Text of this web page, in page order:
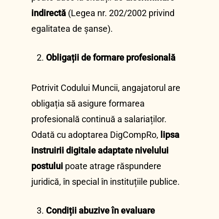
indirectă (Legea nr. 202/2002 privind
egalitatea de șanse).
Obligații de formare profesională
Potrivit Codului Muncii, angajatorul are
obligația să asigure formarea
profesională continuă a salariaților.
Odată cu adoptarea DigCompRo, lipsa
instruirii digitale adaptate nivelului
postului poate atrage răspundere
juridică, în special în instituțiile publice.
Condiții abuzive în evaluare